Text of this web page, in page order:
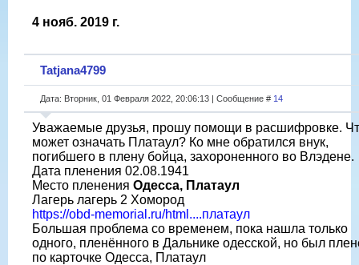
4 нояб. 2019 г.
Tatjana4799
Дата: Вторник, 01 Февраля 2022, 20:06:13 | Сообщение # 14
Уважаемые друзья, прошу помощи в расшифровке.
может означать Платаул? Ко мне обратился внук,
погибшего в плену бойца, захороненного во Влэдене.
Дата пленения 02.08.1941
Место пленения Одесса, Платаул
Лагерь лагерь 2 Хомород
https://obd-memorial.ru/html....платаул
Большая проблема со временем, пока нашла только
одного, пленённого в Дальнике одесской, но был
по карточке Одесса, Платаул